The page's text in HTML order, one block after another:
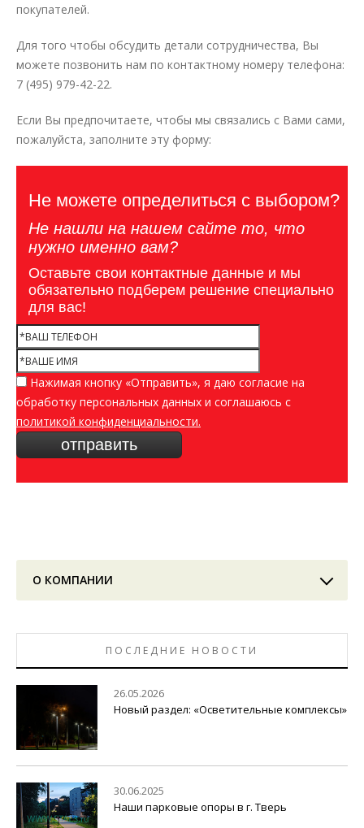
покупателей.
Для того чтобы обсудить детали сотрудничества, Вы
можете позвонить нам по контактному номеру телефона:
7 (495) 979-42-22.
Если Вы предпочитаете, чтобы мы связались с Вами сами,
пожалуйста, заполните эту форму:
Не можете определиться с выбором?
Не нашли на нашем сайте то, что
нужно именно вам?
Оставьте свои контактные данные и мы
обязательно подберем решение специально
для вас!
Нажимая кнопку «Отправить», я даю согласие на
обработку персональных данных и соглашаюсь c
политикой конфиденциальности.
О КОМПАНИИ
ПОСЛЕДНИЕ НОВОСТИ
26.05.2026
Новый раздел: «Осветительные комплексы»
30.06.2025
Наши парковые опоры в г. Тверь